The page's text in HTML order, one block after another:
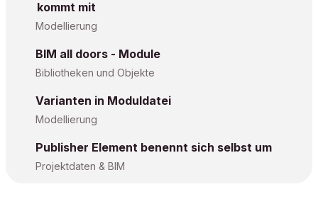
kommt mit
Modellierung
BIM all doors - Module
Bibliotheken und Objekte
Varianten in Moduldatei
Modellierung
Publisher Element benennt sich selbst um
Projektdaten & BIM